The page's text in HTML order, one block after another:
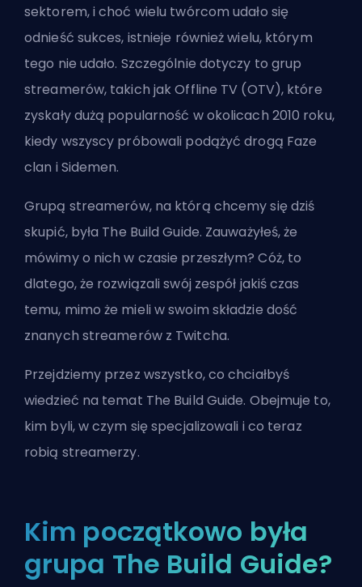
sektorem, i choć wielu twórcom udało się
odnieść sukces, istnieje również wielu, którym
tego nie udało. Szczególnie dotyczy to grup
streamerów, takich jak Offline TV (OTV), które
zyskały dużą popularność w okolicach 2010 roku,
kiedy wszyscy próbowali podążyć drogą Faze
clan i Sidemen.
Grupą streamerów, na którą chcemy się dziś
skupić, była The Build Guide. Zauważyłeś, że
mówimy o nich w czasie przeszłym? Cóż, to
dlatego, że rozwiązali swój zespół jakiś czas
temu, mimo że mieli w swoim składzie dość
znanych streamerów z Twitcha.
Przejdziemy przez wszystko, co chciałbyś
wiedzieć na temat The Build Guide. Obejmuje to,
kim byli, w czym się specjalizowali i co teraz
robią streamerzy.
Kim początkowo była
grupa The Build Guide?